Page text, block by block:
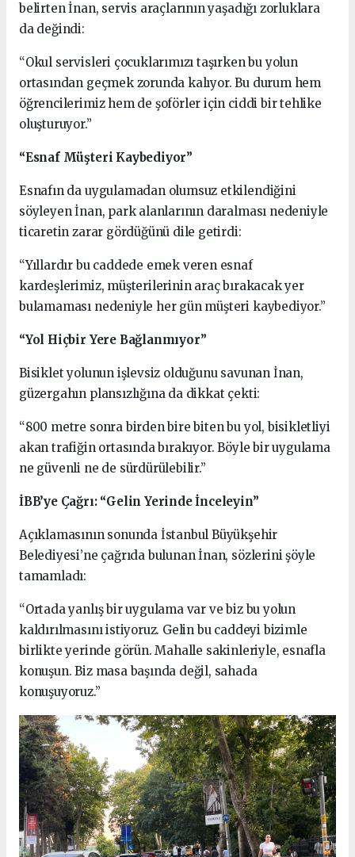
belirten İnan, servis araçlarının yaşadığı zorluklara
da değindi:
“Okul servisleri çocuklarımızı taşırken bu yolun
ortasından geçmek zorunda kalıyor. Bu durum hem
öğrencilerimiz hem de şoförler için ciddi bir tehlike
oluşturuyor.”
“Esnaf Müşteri Kaybediyor”
Esnafın da uygulamadan olumsuz etkilendiğini
söyleyen İnan, park alanlarının daralması nedeniyle
ticaretin zarar gördüğünü dile getirdi:
“Yıllardır bu caddede emek veren esnaf
kardeşlerimiz, müşterilerinin araç bırakacak yer
bulamaması nedeniyle her gün müşteri kaybediyor.”
“Yol Hiçbir Yere Bağlanmıyor”
Bisiklet yolunun işlevsiz olduğunu savunan İnan,
güzergahın plansızlığına da dikkat çekti:
“800 metre sonra birden bire biten bu yol, bisikletliyi
akan trafiğin ortasında bırakıyor. Böyle bir uygulama
ne güvenli ne de sürdürülebilir.”
İBB’ye Çağrı: “Gelin Yerinde İnceleyin”
Açıklamasının sonunda İstanbul Büyükşehir
Belediyesi’ne çağrıda bulunan İnan, sözlerini şöyle
tamamladı:
“Ortada yanlış bir uygulama var ve biz bu yolun
kaldırılmasını istiyoruz. Gelin bu caddeyi bizimle
birlikte yerinde görün. Mahalle sakinleriyle, esnafla
konuşun. Biz masa başında değil, sahada
konuşuyoruz.”